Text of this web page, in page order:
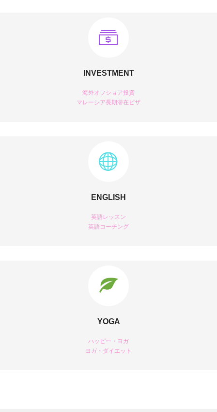
INVESTMENT
海外オフショア投資
マレーシア長期滞在ビザ
ENGLISH
英語レッスン
英語コーチング
YOGA
ハッピー・ヨガ
ヨガ・ダイエット